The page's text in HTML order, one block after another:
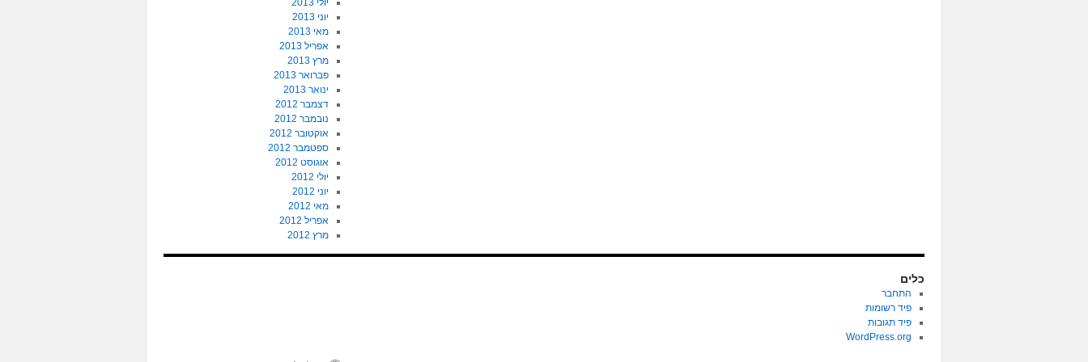
יולי 2013
יוני 2013
מאי 2013
אפריל 2013
מרץ 2013
פברואר 2013
ינואר 2013
דצמבר 2012
נובמבר 2012
אוקטובר 2012
ספטמבר 2012
אוגוסט 2012
יולי 2012
יוני 2012
מאי 2012
אפריל 2012
מרץ 2012
כלים
התחבר
פיד רשומות
פיד תגובות
WordPress.org